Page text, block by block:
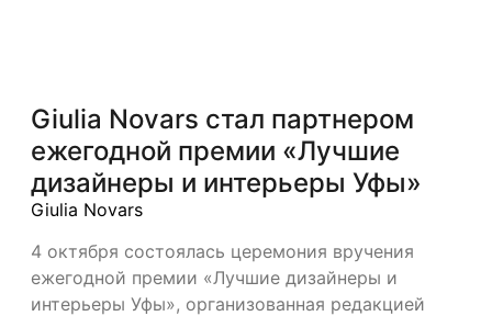
Giulia Novars стал партнером
ежегодной премии «Лучшие
дизайнеры и интерьеры Уфы»
Giulia Novars
4 октября состоялась церемония вручения
ежегодной премии «Лучшие дизайнеры и
интерьеры Уфы», организованная редакцией